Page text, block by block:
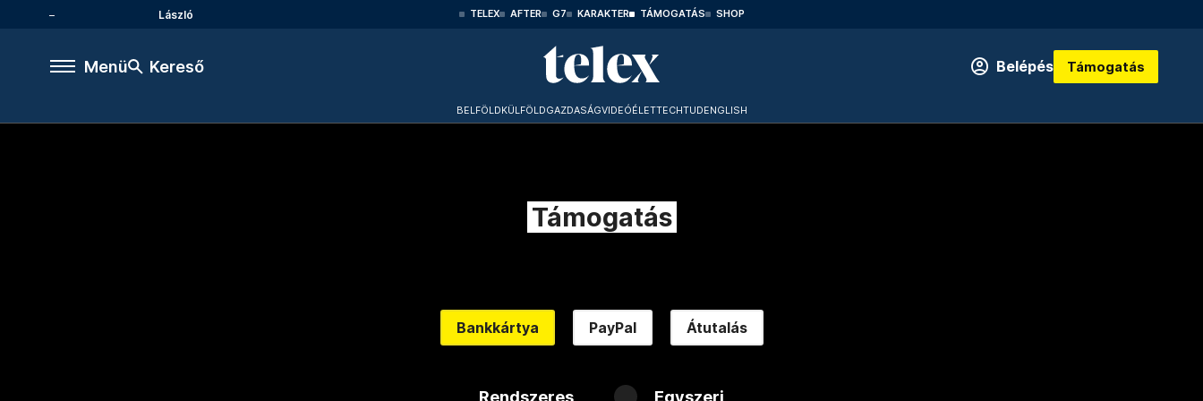
László TELEX AFTER G7 KARAKTER TÁMOGATÁS SHOP
Menü Kereső Belépés Támogatás
BELFÖLDKÜLFÖLDGAZDASÁGVIDEÓÉLETTECHTUDENGLISH
Támogatás
Bankkártya PayPal Átutalás
Rendszeres Egyszeri